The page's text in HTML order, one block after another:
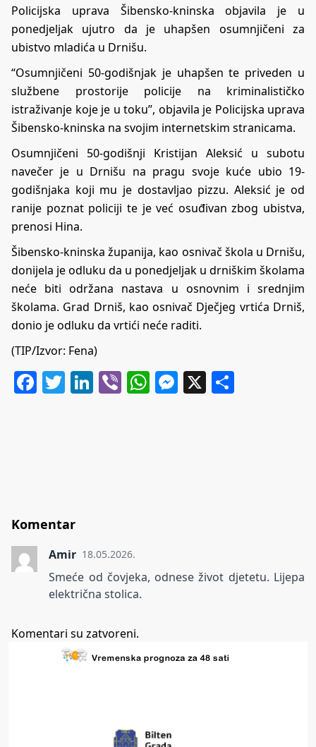
Policijska uprava Šibensko-kninska objavila je u
ponedjeljak ujutro da je uhapšen osumnjičeni za
ubistvo mladića u Drnišu.
“Osumnjičeni 50-godišnjak je uhapšen te priveden u
službene prostorije policije na kriminalističko
istraživanje koje je u toku”, objavila je Policijska uprava
Šibensko-kninska na svojim internetskim stranicama.
Osumnjičeni 50-godišnji Kristijan Aleksić u subotu
navečer je u Drnišu na pragu svoje kuće ubio 19-
godišnjaka koji mu je dostavljao pizzu. Aleksić je od
ranije poznat policiji te je već osuđivan zbog ubistva,
prenosi Hina.
Šibensko-kninska županija, kao osnivač škola u Drnišu,
donijela je odluku da u ponedjeljak u drniškim školama
neće biti održana nastava u osnovnim i srednjim
školama. Grad Drniš, kao osnivač Dječjeg vrtića Drniš,
donio je odluku da vrtići neće raditi.
(TIP/Izvor: Fena)
Facebook
Twitter
LinkedIn
ViberWhatsApp
Messenger
X
Komentar
Amir 18.05.2026.
Smeće od čovjeka, odnese život djetetu. Lijepa
električna stolica.
Komentari su zatvoreni.